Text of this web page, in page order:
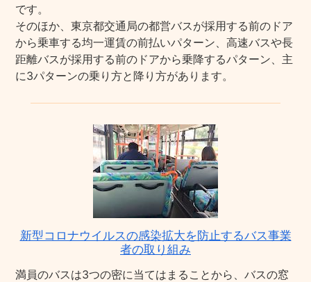
です。
そのほか、東京都交通局の都営バスが採用する前のドア
から乗車する均一運賃の前払いパターン、高速バスや長
距離バスが採用する前のドアから乗降するパターン、主
に3パターンの乗り方と降り方があります。
新型コロナウイルスの感染拡大を防止するバス事業
者の取り組み
満員のバスは3つの密に当てはまることから、バスの窓